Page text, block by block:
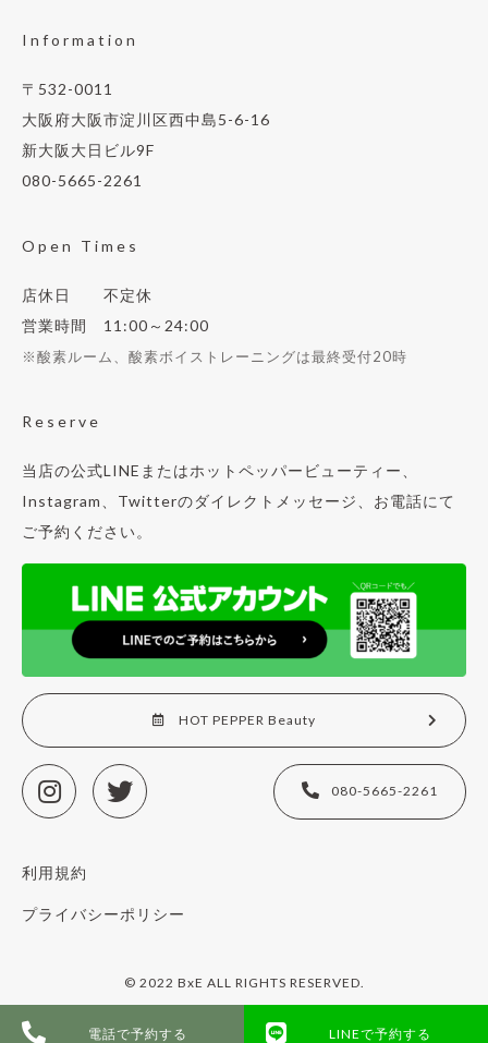
電話で予約する LINEで予約する
Information
〒532-0011
大阪府大阪市淀川区西中島5-6-16
新大阪大日ビル9F
080-5665-2261
Open Times
店休日 不定休
営業時間 11:00～24:00
※酸素ルーム、酸素ボイストレーニングは最終受付20時
Reserve
当店の公式LINEまたはホットペッパービューティー、
Instagram、Twitterのダイレクトメッセージ、お電話にて
ご予約ください。
HOT PEPPER Beauty
080-5665-2261
利用規約
プライバシーポリシー
© 2022 BxE ALL RIGHTS RESERVED.